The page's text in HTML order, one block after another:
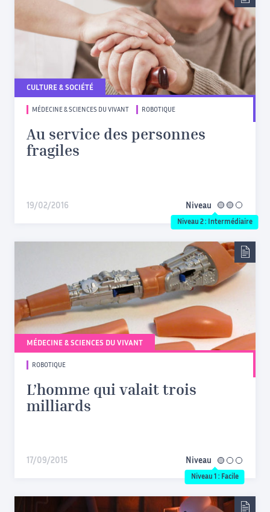
CULTURE & SOCIÉTÉ
MÉDECINE & SCIENCES DU VIVANT ROBOTIQUE
Au service des personnes
fragiles
19/02/2016 Niveau intermédiaire
Niveau 2 : Intermédiaire
MÉDECINE & SCIENCES DU VIVANT
ROBOTIQUE
L’homme qui valait trois
milliards
17/09/2015 Niveau facile
Niveau 1 : Facile